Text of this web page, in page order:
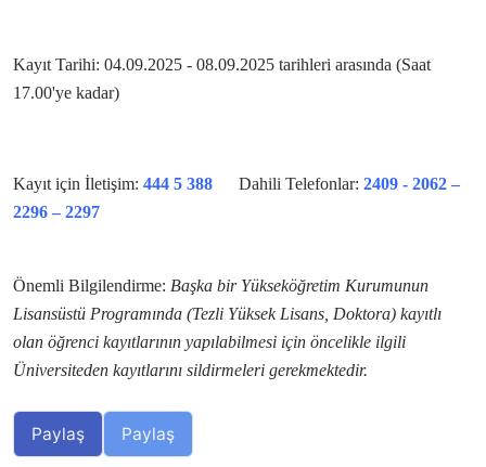
Kayıt Tarihi: 04.09.2025 - 08.09.2025 tarihleri arasında (Saat
17.00'ye kadar)
Kayıt için İletişim: 444 5 388 Dahili Telefonlar: 2409 - 2062 –
2296 – 2297
Önemli Bilgilendirme: Başka bir Yükseköğretim Kurumunun
Lisansüstü Programında (Tezli Yüksek Lisans, Doktora) kayıtlı
olan öğrenci kayıtlarının yapılabilmesi için öncelikle ilgili
Üniversiteden kayıtlarını sildirmeleri gerekmektedir.
Paylaş Paylaş